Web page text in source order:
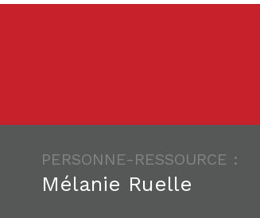
PERSONNE-RESSOURCE :
Mélanie Ruelle